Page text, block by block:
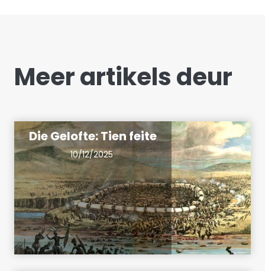
Meer artikels deur
Die Gelofte: Tien feite
10/12/2025